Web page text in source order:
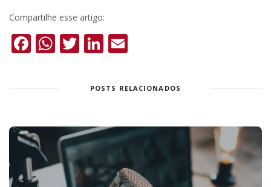
Compartilhe esse artigo:
Facebook
WhatsApp
Twitter
LinkedIn
POSTS RELACIONADOS